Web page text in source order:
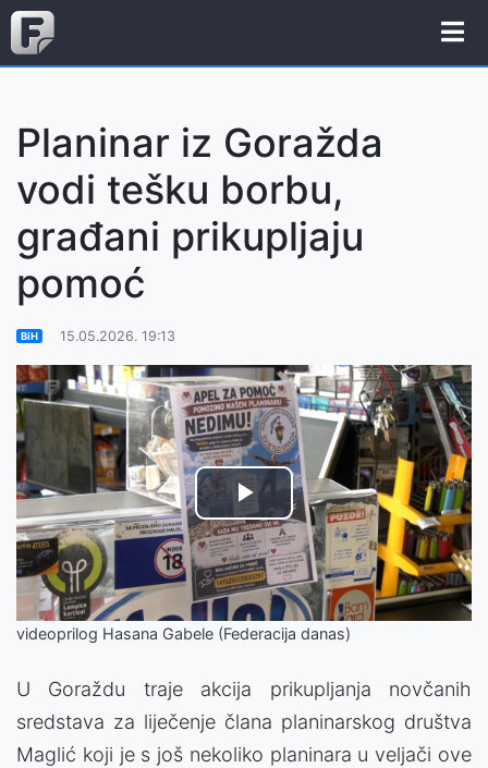
Planinar iz Goražda
vodi tešku borbu,
građani prikupljaju
pomoć
BiH 15.05.2026. 19:13
Play
Video
videoprilog Hasana Gabele (Federacija danas)
U Goraždu traje akcija prikupljanja novčanih
sredstava za liječenje člana planinarskog društva
Maglić koji je s još nekoliko planinara u veljači ove